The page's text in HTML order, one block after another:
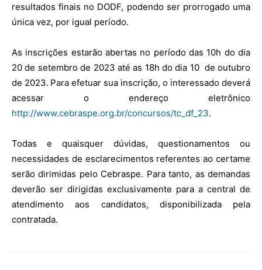
resultados finais no DODF, podendo ser prorrogado uma
única vez, por igual período.
As inscrições estarão abertas no período das 10h do dia
20 de setembro de 2023 até as 18h do dia 10 de outubro
de 2023. Para efetuar sua inscrição, o interessado deverá
acessar o endereço eletrônico
http://www.cebraspe.org.br/concursos/tc_df_23.
Todas e quaisquer dúvidas, questionamentos ou
necessidades de esclarecimentos referentes ao certame
serão dirimidas pelo Cebraspe. Para tanto, as demandas
deverão ser dirigidas exclusivamente para a central de
atendimento aos candidatos, disponibilizada pela
contratada.